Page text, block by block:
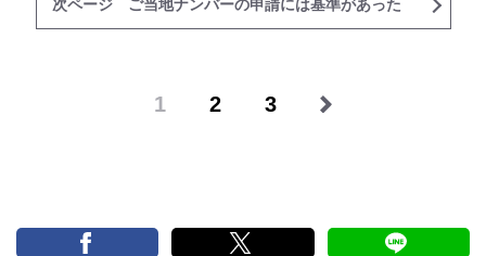
次ページ ご当地ナンバーの申請には基準があった
1 2 3